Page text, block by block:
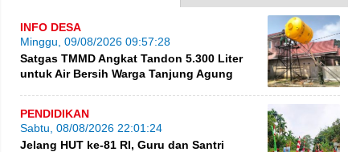
INFO DESA
Minggu, 09/08/2026 09:57:28
Satgas TMMD Angkat Tandon 5.300 Liter
untuk Air Bersih Warga Tanjung Agung
PENDIDIKAN
Sabtu, 08/08/2026 22:01:24
Jelang HUT ke-81 RI, Guru dan Santri